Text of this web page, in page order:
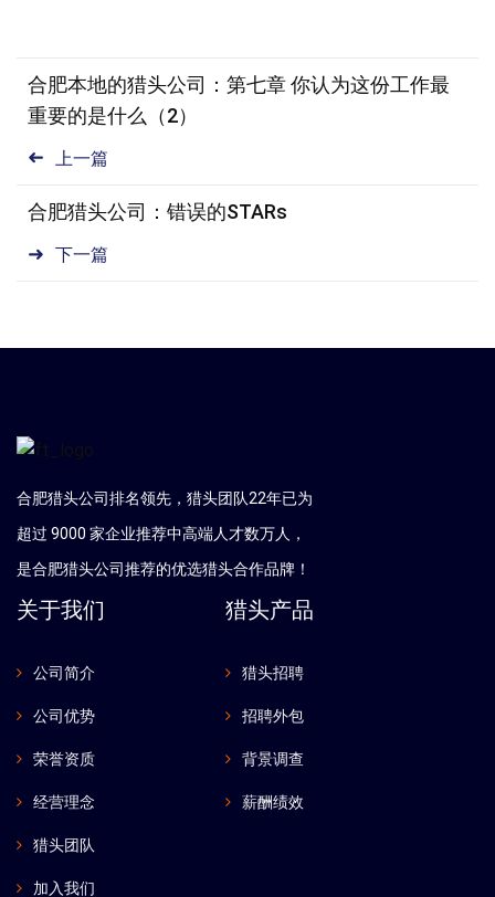
上一篇
合肥本地的猎头公司：第七章 你认为这份工作最
重要的是什么（2）
下一篇
合肥猎头公司：错误的STARs
合肥猎头公司排名领先，猎头团队22年已为
超过 9000 家企业推荐中高端人才数万人，
是合肥猎头公司推荐的优选猎头合作品牌！
关于我们
公司简介
公司优势
荣誉资质
经营理念
猎头团队
加入我们
猎头产品
猎头招聘
招聘外包
背景调查
薪酬绩效